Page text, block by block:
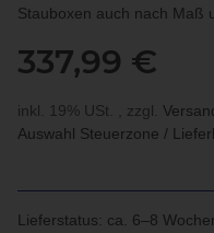
Stauboxen auch nach Maß
337,99 €
inkl. 19% USt. , zzgl.
Auswahl Steuerzone /
Lieferstatus: ca. 6–8